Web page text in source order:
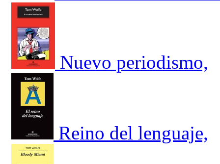
Nuevo periodismo,
Reino del lenguaje,